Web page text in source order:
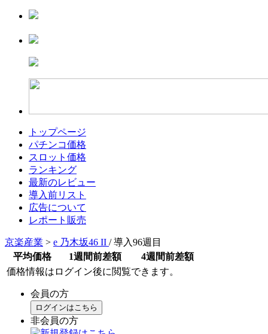
トップページ
パチンコ価格
スロット価格
ランキング
最新のレビュー
導入前リスト
広告について
レポート販売
京楽産業 > e 乃木坂46 II / 導入96週目
平均価格
1週間前差額
4週間前差額
価格情報はログイン後に閲覧できます。
会員の方
ログインはこちら
非会員の方